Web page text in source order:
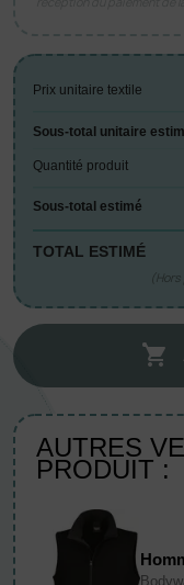
Prix unitaire textile
Sous-total unitaire
Quantité produit
Sous-total estimé
TOTAL ESTIMÉ

AUTRES
PRODUIT :